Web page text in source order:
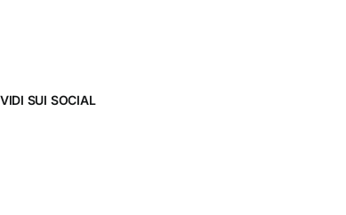
SUI SOCIAL